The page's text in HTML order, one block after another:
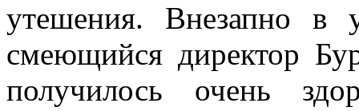
утешения. Внезапно в
смеющийся директор
получилось очень